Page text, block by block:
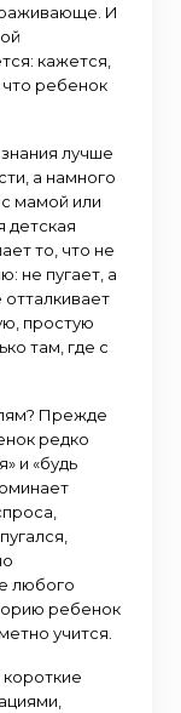
И
кажется,
ребенок
лучше
а намного
мамой или
детская
то, что не
не пугает, а
отталкивает
простую
там, где с
Прежде
редко
и «будь
любого
ребенок
учится.